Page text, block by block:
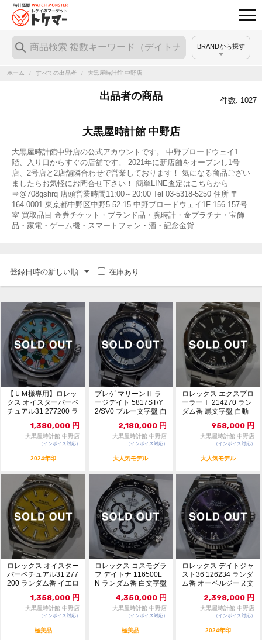
BRANDから探す
ホーム / すべての出品者 / 大黒屋時計館 中野店
出品者の商品 件数: 1027
大黒屋時計館 中野店
大黒屋時計館中野店の公式アカウントです。 中野ブロードウェイ1
階、入り口からすぐの店舗です。 2021年に新店舗をオープンし1号
店、2号店と2店舗隣合わせで営業しております！ 気になる商品ござい
ましたらお気軽にお問合せ下さい！ 簡単LINE査定はこちらから
⇒@708gshrq 店頭営業時間11:00～20:00 Tel 03-5318-5250 住所 〒
164-0001 東京都中野区中野5-52-15 中野ブロードウェイ1F 156.157号
室 買取品目 金券チケット・ブランド品・腕時計・金プラチナ・宝飾
品・家電・ゲーム機・スマートフォン・酒・記念金貨
登録日時の新しい順 在庫あり
【ＵＭ様専用】ロレッ
クス オイスターパーペ
チュアル31 277200 ラ
1,380,000 円
大黒屋時計館 中野店
（インボイス対応）
2024年印
ブレゲ マリーンⅡ ラ
ージデイト 5817ST/Y
2/SV0 ブルー文字盤 自
2,180,000 円
大黒屋時計館 中野店
（インボイス対応）
大人気モデル
ロレックス エクスプロ
ーラーⅠ 214270 ラン
ダム番 黒文字盤 自動
958,000 円
大黒屋時計館 中野店
（インボイス対応）
大人気モデル
ロレックス オイスター
パーペチュアル31 277
200 ランダム番 イエロ
1,358,000 円
大黒屋時計館 中野店
（インボイス対応）
極美品
ロレックス コスモグラ
フ デイトナ 116500L
N ランダム番 白文字盤
4,350,000 円
大黒屋時計館 中野店
（インボイス対応）
極美品
ロレックス デイトジャ
スト36 126234 ランダ
ム番 オーベルジーヌ文
2,398,000 円
大黒屋時計館 中野店
（インボイス対応）
2024年印